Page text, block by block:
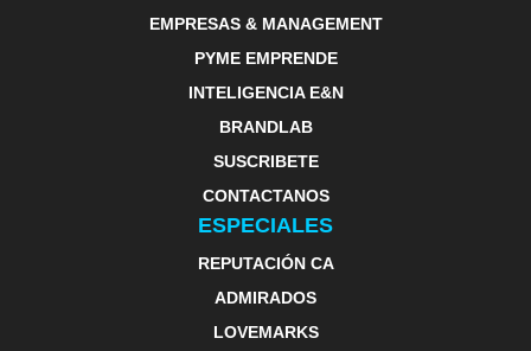
EMPRESAS & MANAGEMENT
PYME EMPRENDE
INTELIGENCIA E&N
BRANDLAB
SUSCRIBETE
CONTACTANOS
ESPECIALES
REPUTACIÓN CA
ADMIRADOS
LOVEMARKS